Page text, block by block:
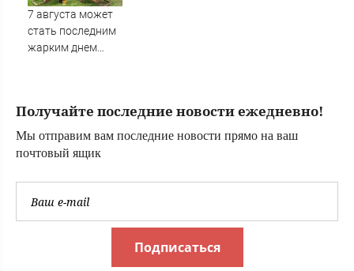
7 августа может
стать последним
жарким днем
Получайте последние новости ежедневно!
Мы отправим вам последние новости прямо на ваш
почтовый ящик
Подписаться